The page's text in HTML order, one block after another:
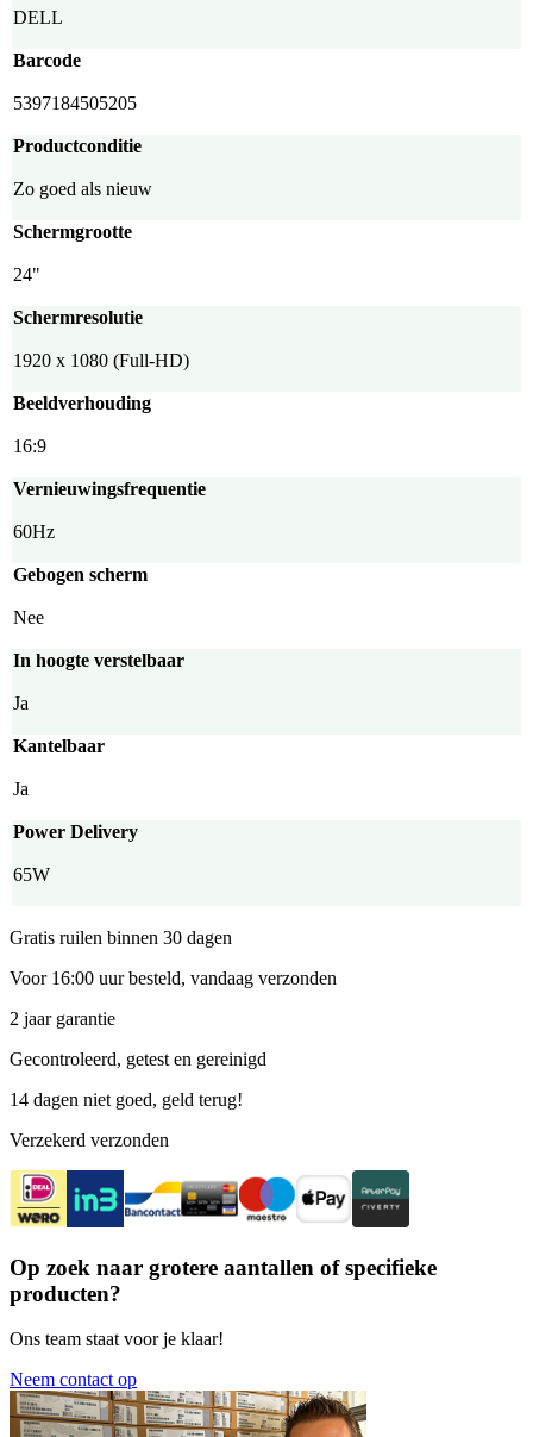
DELL
Barcode
5397184505205
Productconditie
Zo goed als nieuw
Schermgrootte
24"
Schermresolutie
1920 x 1080 (Full-HD)
Beeldverhouding
16:9
Vernieuwingsfrequentie
60Hz
Gebogen scherm
Nee
In hoogte verstelbaar
Ja
Kantelbaar
Ja
Power Delivery
65W
Gratis ruilen binnen 30 dagen
Voor 16:00 uur besteld, vandaag verzonden
2 jaar garantie
Gecontroleerd, getest en gereinigd
14 dagen niet goed, geld terug!
Verzekerd verzonden
Op zoek naar grotere aantallen of specifieke
producten?
Ons team staat voor je klaar!
Neem contact op